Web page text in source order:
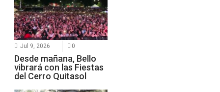
Jul 9, 2026 0
Desde mañana, Bello
vibrará con las Fiestas
del Cerro Quitasol